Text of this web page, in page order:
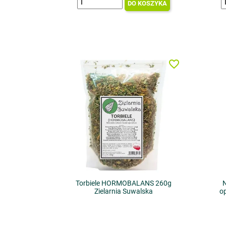
DO KOSZYKA
Torbiele HORMOBALANS 260g
Zielarnia Suwalska
favorite_border